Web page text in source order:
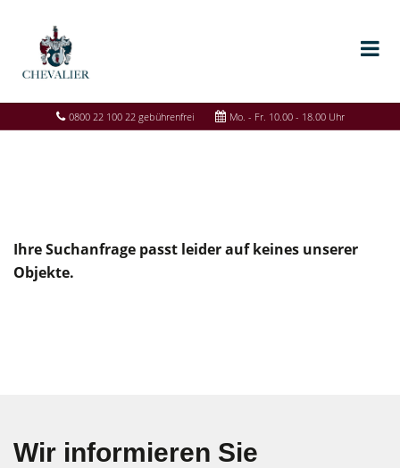
0800 22 100 22 gebührenfrei Mo. - Fr. 10.00 - 18.00 Uhr
Ihre Suchanfrage passt leider auf keines unserer
Objekte.
Wir informieren Sie